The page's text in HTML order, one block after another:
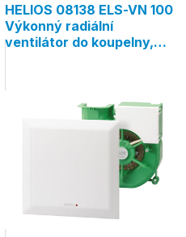
HELIOS 08138 ELS-VN 100
Výkonný radiální
ventilátor do koupelny,